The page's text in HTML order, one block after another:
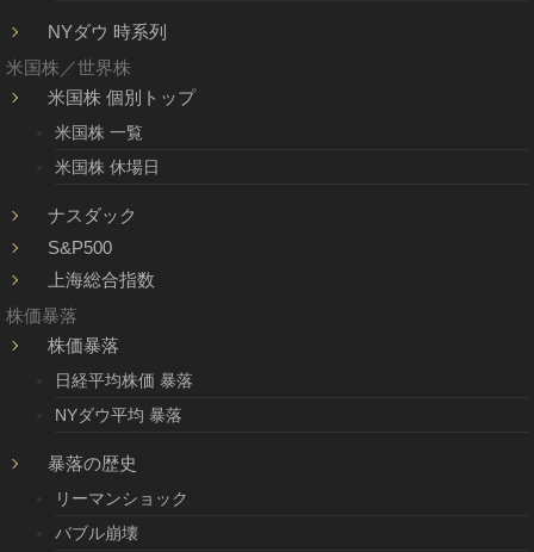
NYダウ 時系列
米国株／世界株
米国株 個別トップ
米国株 一覧
米国株 休場日
ナスダック
S&P500
上海総合指数
株価暴落
株価暴落
日経平均株価 暴落
NYダウ平均 暴落
暴落の歴史
リーマンショック
バブル崩壊